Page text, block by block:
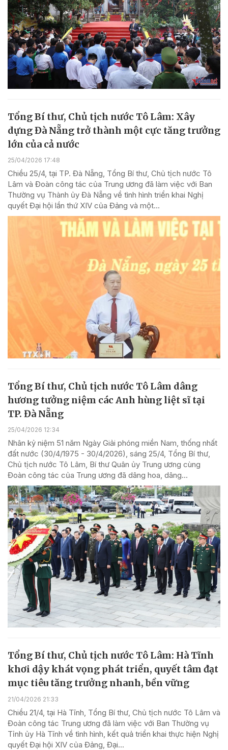
Tổng Bí thư, Chủ tịch nước Tô Lâm: Xây
dựng Đà Nẵng trở thành một cực tăng trưởng
lớn của cả nước
25/04/2026 17:48
Chiều 25/4, tại TP. Đà Nẵng, Tổng Bí thư, Chủ tịch nước Tô
Lâm và Đoàn công tác của Trung ương đã làm việc với Ban
Thường vụ Thành ủy Đà Nẵng về tình hình triển khai Nghị
quyết Đại hội lần thứ XIV của Đảng và một...
Tổng Bí thư, Chủ tịch nước Tô Lâm dâng
hương tưởng niệm các Anh hùng liệt sĩ tại
TP. Đà Nẵng
25/04/2026 12:34
Nhân kỷ niệm 51 năm Ngày Giải phóng miền Nam, thống nhất
đất nước (30/4/1975 - 30/4/2026), sáng 25/4, Tổng Bí thư,
Chủ tịch nước Tô Lâm, Bí thư Quân ủy Trung ương cùng
Đoàn công tác của Trung ương đã dâng hoa, dâng...
Tổng Bí thư, Chủ tịch nước Tô Lâm: Hà Tĩnh
khơi dậy khát vọng phát triển, quyết tâm đạt
mục tiêu tăng trưởng nhanh, bền vững
21/04/2026 21:33
Chiều 21/4, tại Hà Tĩnh, Tổng Bí thư, Chủ tịch nước Tô Lâm và
Đoàn công tác Trung ương đã làm việc với Ban Thường vụ
Tỉnh ủy Hà Tĩnh về tình hình, kết quả triển khai thực hiện Nghị
quyết Đại hội XIV của Đảng, Đại...